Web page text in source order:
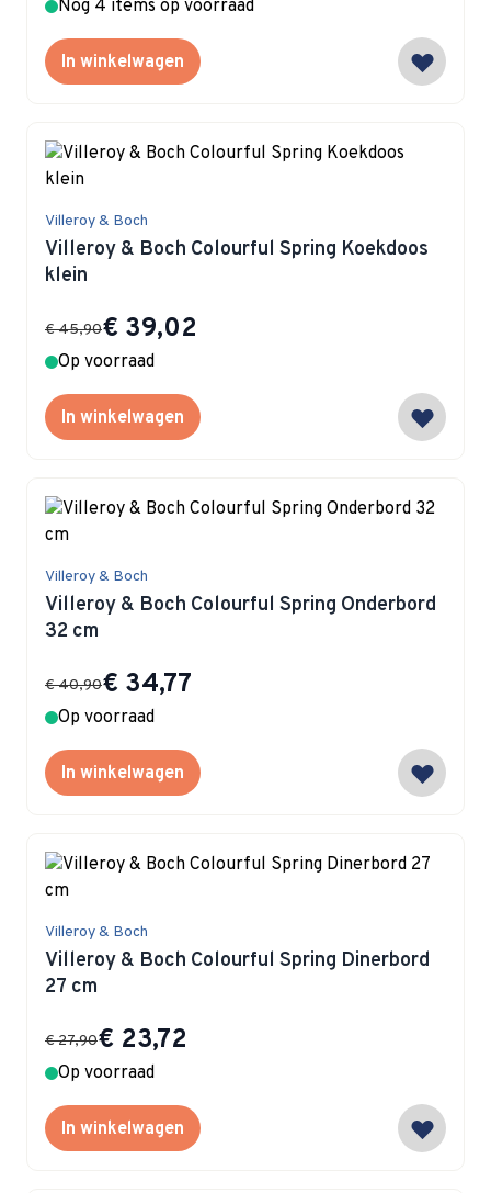
Nog 4 items op voorraad
In winkelwagen
Villeroy & Boch
Villeroy & Boch Colourful Spring Koekdoos
klein
Special Price
€ 39,02
€ 45,90
Op voorraad
In winkelwagen
Villeroy & Boch
Villeroy & Boch Colourful Spring Onderbord
32 cm
Special Price
€ 34,77
€ 40,90
Op voorraad
In winkelwagen
Villeroy & Boch
Villeroy & Boch Colourful Spring Dinerbord
27 cm
Special Price
€ 23,72
€ 27,90
Op voorraad
In winkelwagen